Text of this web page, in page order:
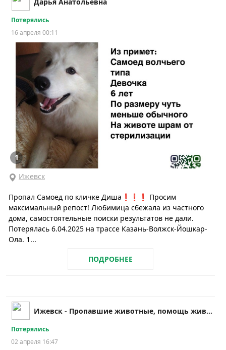
Дарья Анатольевна
Потерялись
16 апреля 00:11
1
Ижевск
Пропал Самоед по кличке Диша❗❗❗ Просим
максимальный репост! Любимица сбежала из частного
дома, самостоятельные поиски результатов не дали.
Потерялась 6.04.2025 на трассе Казань-Волжск-Йошкар-
Ола. 1...
ПОДРОБНЕЕ
Ижевск - Пропавшие животные, помощь животным
Потерялись
02 апреля 16:47